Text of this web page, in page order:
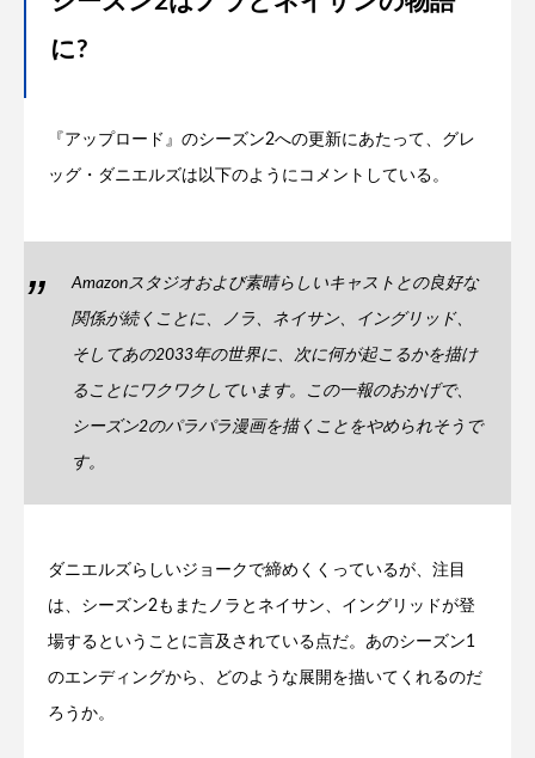
に?
『アップロード』のシーズン2への更新にあたって、グレ
ッグ・ダニエルズは以下のようにコメントしている。
Amazonスタジオおよび素晴らしいキャストとの良好な
関係が続くことに、ノラ、ネイサン、イングリッド、
そしてあの2033年の世界に、次に何が起こるかを描け
ることにワクワクしています。この一報のおかげで、
シーズン2のパラパラ漫画を描くことをやめられそうで
す。
ダニエルズらしいジョークで締めくくっているが、注目
は、シーズン2もまたノラとネイサン、イングリッドが登
場するということに言及されている点だ。あのシーズン1
のエンディングから、どのような展開を描いてくれるのだ
ろうか。